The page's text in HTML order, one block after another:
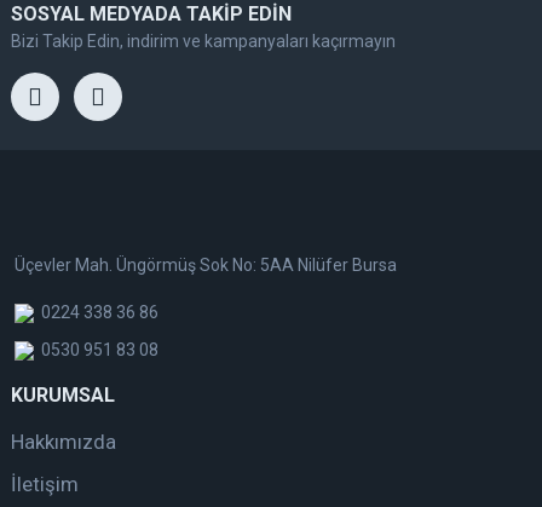
SOSYAL MEDYADA TAKİP EDİN
Bizi Takip Edin, indirim ve kampanyaları kaçırmayın
Üçevler Mah. Üngörmüş Sok No: 5AA Nilüfer Bursa
0224 338 36 86
0530 951 83 08
KURUMSAL
Hakkımızda
İletişim